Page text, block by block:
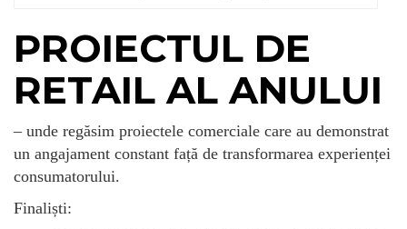
PROIECTUL DE
RETAIL AL ANULUI
– unde regăsim proiectele comerciale care au demonstrat
un angajament constant față de transformarea experienței
consumatorului.
Finaliști: